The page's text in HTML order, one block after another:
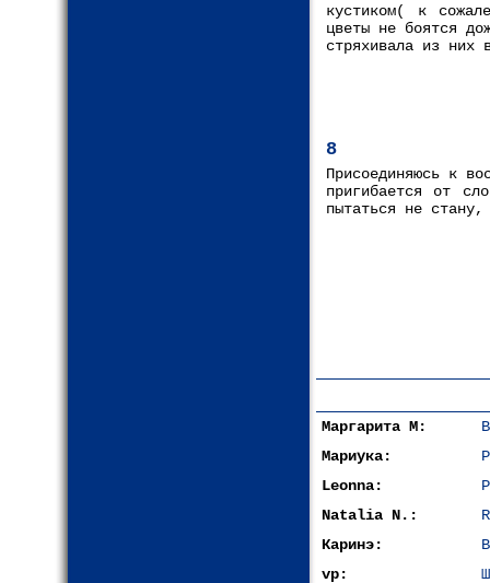
кустиком( к
цветы не боятся
стряхивала из них
8
Присоединяюсь к
пригибается от
пытаться не
Маргарита М:
Мариука:
Leonna:
Natalia N.:
Каринэ:
vp: